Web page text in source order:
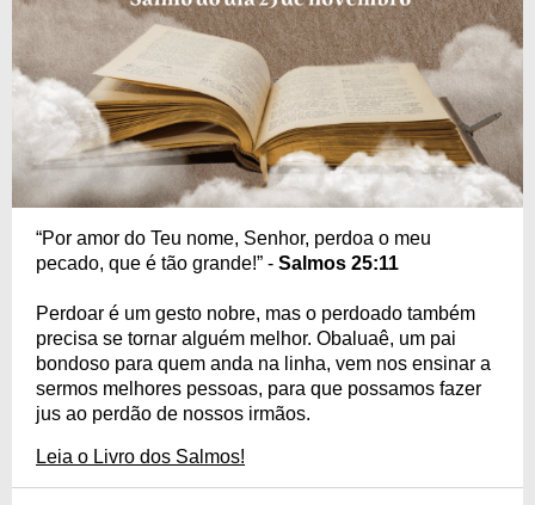
“Por amor do Teu nome, Senhor, perdoa o meu
pecado, que é tão grande!” - Salmos 25:11
Perdoar é um gesto nobre, mas o perdoado também
precisa se tornar alguém melhor. Obaluaê, um pai
bondoso para quem anda na linha, vem nos ensinar a
sermos melhores pessoas, para que possamos fazer
jus ao perdão de nossos irmãos.
Leia o Livro dos Salmos!